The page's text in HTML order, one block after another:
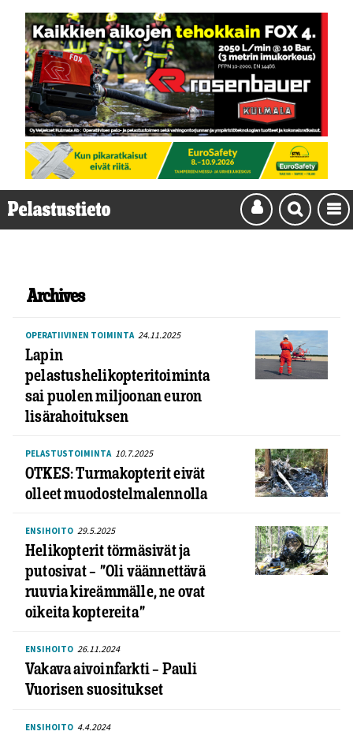
Archives
OPERATIIVINEN TOIMINTA 24.11.2025
Lapin
pelastushelikopteritoiminta
sai puolen miljoonan euron
lisärahoituksen
PELASTUSTOIMINTA 10.7.2025
OTKES: Turmakopterit eivät
olleet muodostelmalennolla
ENSIHOITO 29.5.2025
Helikopterit törmäsivät ja
putosivat – ”Oli väännettävä
ruuvia kireämmälle, ne ovat
oikeita koptereita”
ENSIHOITO 26.11.2024
Vakava aivoinfarkti – Pauli
Vuorisen suositukset
ENSIHOITO 4.4.2024